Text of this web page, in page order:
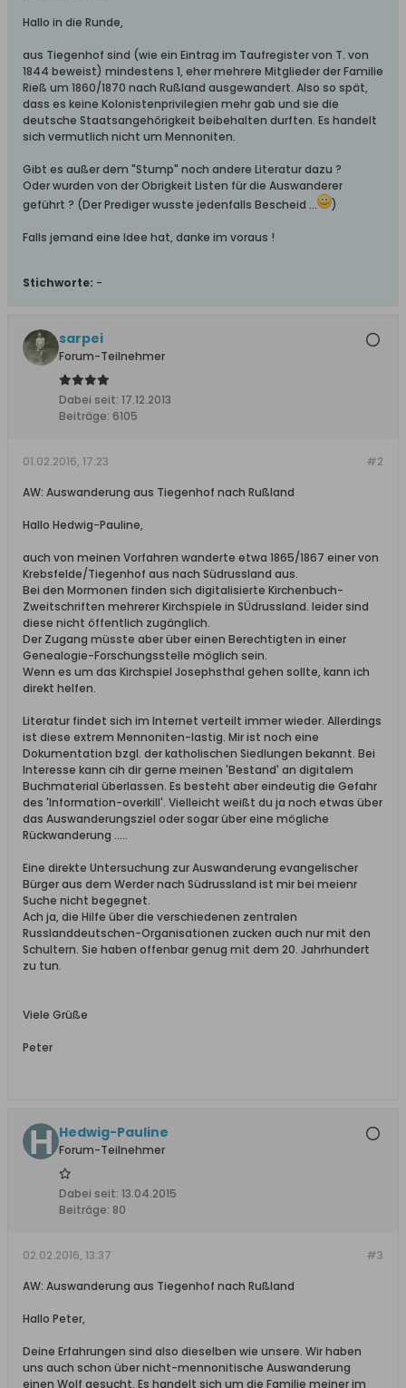
Hallo in die Runde,
aus Tiegenhof sind (wie ein Eintrag im Taufregister von T. von
1844 beweist) mindestens 1, eher mehrere Mitglieder der Familie
Rieß um 1860/1870 nach Rußland ausgewandert. Also so spät,
dass es keine Kolonistenprivilegien mehr gab und sie die
deutsche Staatsangehörigkeit beibehalten durften. Es handelt
sich vermutlich nicht um Mennoniten.
Gibt es außer dem "Stump" noch andere Literatur dazu ?
Oder wurden von der Obrigkeit Listen für die Auswanderer
geführt ? (Der Prediger wusste jedenfalls Bescheid ...
)
Falls jemand eine Idee hat, danke im voraus !
Stichworte: -
sarpei
Forum-Teilnehmer
Dabei seit: 17.12.2013
Beiträge: 6105
#2
01.02.2016, 17:23
AW: Auswanderung aus Tiegenhof nach Rußland
Hallo Hedwig-Pauline,
auch von meinen Vorfahren wanderte etwa 1865/1867 einer von
Krebsfelde/Tiegenhof aus nach Südrussland aus.
Bei den Mormonen finden sich digitalisierte Kirchenbuch-
Zweitschriften mehrerer Kirchspiele in SÜdrussland. leider sind
diese nicht öffentlich zugänglich.
Der Zugang müsste aber über einen Berechtigten in einer
Genealogie-Forschungsstelle möglich sein.
Wenn es um das Kirchspiel Josephsthal gehen sollte, kann ich
direkt helfen.
Literatur findet sich im Internet verteilt immer wieder. Allerdings
ist diese extrem Mennoniten-lastig. Mir ist noch eine
Dokumentation bzgl. der katholischen Siedlungen bekannt. Bei
Interesse kann cih dir gerne meinen 'Bestand' an digitalem
Buchmaterial überlassen. Es besteht aber eindeutig die Gefahr
des 'Information-overkill'. Vielleicht weißt du ja noch etwas über
das Auswanderungsziel oder sogar über eine mögliche
Rückwanderung .....
Eine direkte Untersuchung zur Auswanderung evangelischer
Bürger aus dem Werder nach Südrussland ist mir bei meienr
Suche nicht begegnet.
Ach ja, die Hilfe über die verschiedenen zentralen
Russlanddeutschen-Organisationen zucken auch nur mit den
Schultern. Sie haben offenbar genug mit dem 20. Jahrhundert
zu tun.
Viele Grüße
Peter
Hedwig-Pauline
Forum-Teilnehmer
Dabei seit: 13.04.2015
Beiträge: 80
#3
02.02.2016, 13:37
AW: Auswanderung aus Tiegenhof nach Rußland
Hallo Peter,
Deine Erfahrungen sind also dieselben wie unsere. Wir haben
uns auch schon über nicht-mennonitische Auswanderung
einen Wolf gesucht. Es handelt sich um die Familie meiner im